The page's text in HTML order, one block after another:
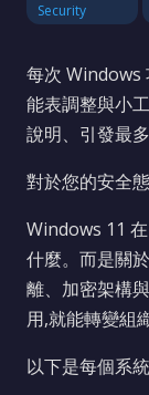
Security
每次 Windows
能表調整與小
說明、引發最
對於您的安全
Windows 11
什麼。而是關
離、加密架構
用,就能轉變組
以下是每個系